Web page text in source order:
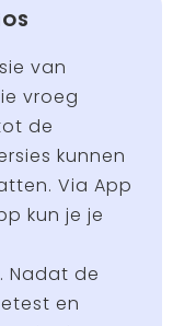
van
vroeg
de
kunnen
Via App
kun je je
. Nadat de
en